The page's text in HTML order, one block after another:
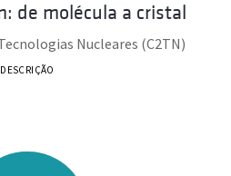
de molécula a cristal
Nucleares (C2TN)
DESCRIÇÃO